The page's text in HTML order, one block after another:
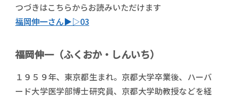
つづきはこちらからお読みいただけます
福岡伸一さん▶︎▷03
福岡伸一（ふくおか・しんいち）
１９５９年、東京都生まれ。京都大学卒業後、ハーバ
ード大学医学部博士研究員、京都大学助教授などを経